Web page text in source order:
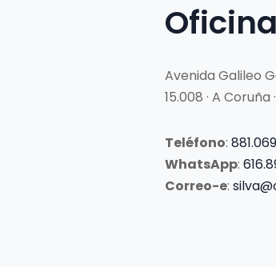
Avenida Galileo
15.008 · A Coruña
Teléfono:
WhatsApp:
Correo-e: